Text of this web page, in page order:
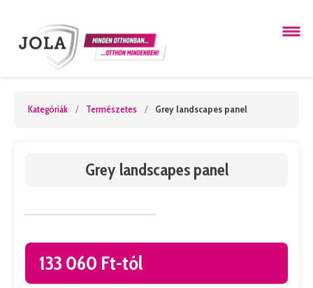
Kategóriák / Természetes / Grey landscapes panel
Grey landscapes panel
133 060 Ft-tól